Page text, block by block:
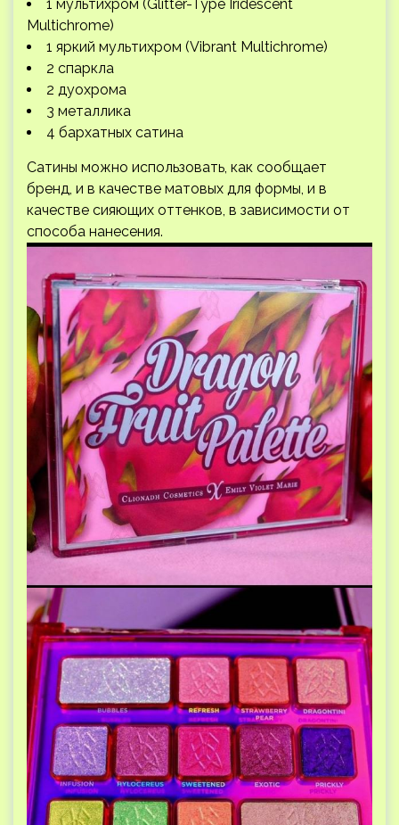
1 мультихром (Glitter-Type Iridescent
Multichrome)
1 яркий мультихром (Vibrant Multichrome)
2 спаркла
2 дуохрома
3 металлика
4 бархатных сатина
Сатины можно использовать, как сообщает
бренд, и в качестве матовых для формы, и в
качестве сияющих оттенков, в зависимости от
способа нанесения.